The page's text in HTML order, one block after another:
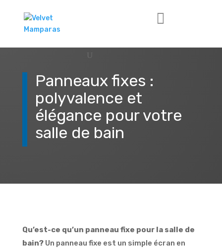
Panneaux fixes :
polyvalence et
élégance pour votre
salle de bain
Qu’est-ce qu’un panneau fixe pour la salle de
bain? Un panneau fixe est un simple écran en